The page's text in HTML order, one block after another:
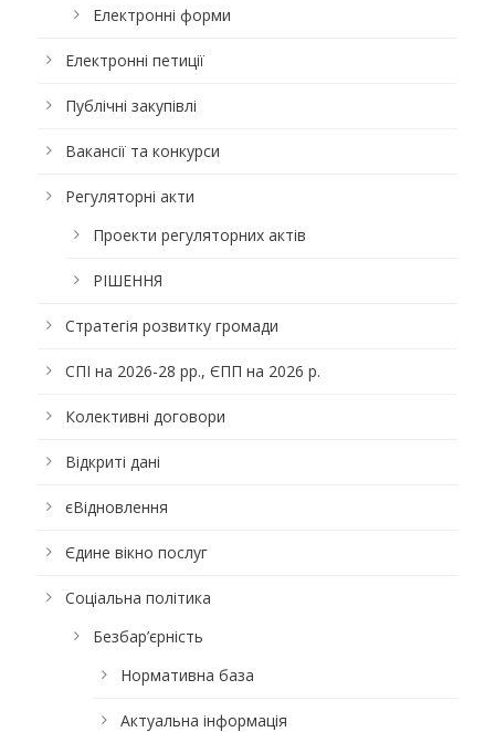
Електронні форми
Електронні петиції
Публічні закупівлі
Вакансії та конкурси
Регуляторні акти
Проекти регуляторних актів
РІШЕННЯ
Стратегія розвитку громади
СПІ на 2026-28 рр., ЄПП на 2026 р.
Колективні договори
Відкриті дані
єВідновлення
Єдине вікно послуг
Соціальна політика
Безбар’єрність
Нормативна база
Актуальна інформація